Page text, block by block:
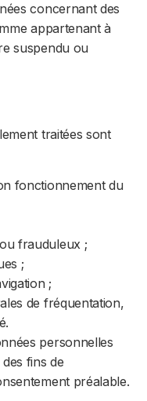
concernant des
appartenant à
suspendu ou
traitées sont
fonctionnement du
frauduleux ;
;
;
de fréquentation,
personnelles
fins de
préalable.